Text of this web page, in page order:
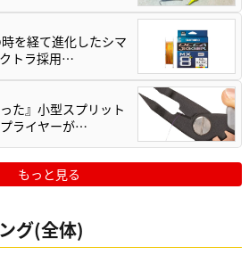
を経て進化したシマ
トラ採用…
た』小型スプリット
ライヤーが…
もっと見る
グ(全体)